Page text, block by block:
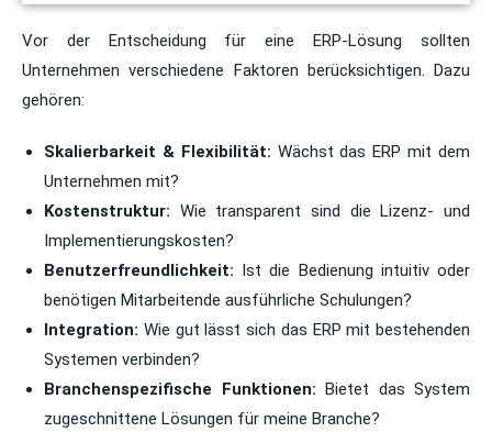
Vor der Entscheidung für eine ERP-Lösung sollten
Unternehmen verschiedene Faktoren berücksichtigen. Dazu
gehören:
Skalierbarkeit & Flexibilität: Wächst das ERP mit dem
Unternehmen mit?
Kostenstruktur: Wie transparent sind die Lizenz- und
Implementierungskosten?
Benutzerfreundlichkeit: Ist die Bedienung intuitiv oder
benötigen Mitarbeitende ausführliche Schulungen?
Integration: Wie gut lässt sich das ERP mit bestehenden
Systemen verbinden?
Branchenspezifische Funktionen: Bietet das System
zugeschnittene Lösungen für meine Branche?